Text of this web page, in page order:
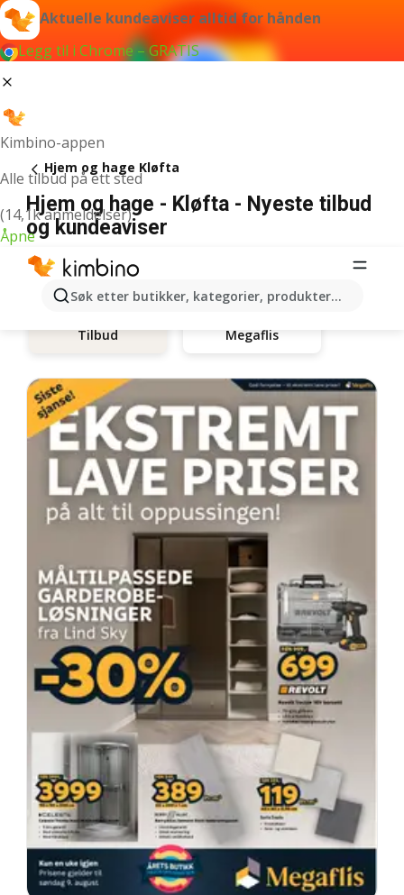
Aktuelle kundeaviser alltid for hånden
Legg til i Chrome – GRATIS
Kimbino-appen
Alle tilbud på ett sted
(14,1k anmeldelser)
Åpne
Søk etter butikker, kategorier, produkter...
Hjem og hage Kløfta
Hjem og hage - Kløfta - Nyeste tilbud
og kundeaviser
Tilbud Megaflis